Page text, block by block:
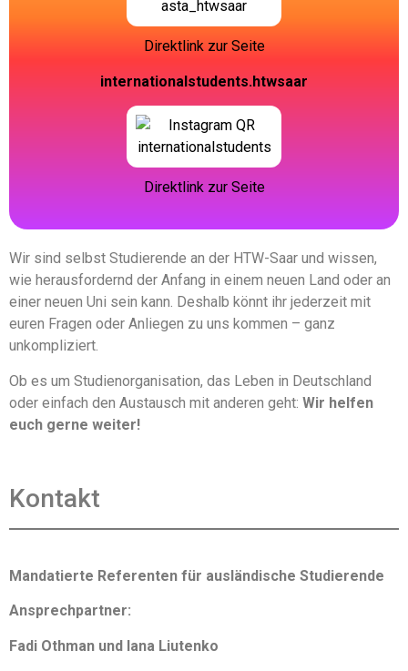
Direktlink zur Seite
internationalstudents.htwsaar
Direktlink zur Seite
Wir sind selbst Studierende an der HTW-Saar und wissen,
wie herausfordernd der Anfang in einem neuen Land oder an
einer neuen Uni sein kann. Deshalb könnt ihr jederzeit mit
euren Fragen oder Anliegen zu uns kommen – ganz
unkompliziert.
Ob es um Studienorganisation, das Leben in Deutschland
oder einfach den Austausch mit anderen geht: Wir helfen
euch gerne weiter!
Kontakt
Mandatierte Referenten für ausländische Studierende
Ansprechpartner:
Fadi Othman und Iana Liutenko